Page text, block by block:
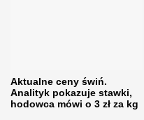
Aktualne ceny świń.
Analityk pokazuje stawki,
hodowca mówi o 3 zł za kg